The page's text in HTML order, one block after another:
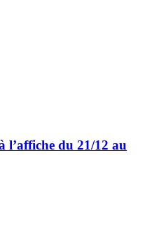
l’affiche du 21/12 au